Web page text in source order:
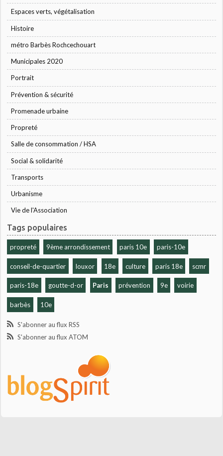
Espaces verts, végétalisation
Histoire
métro Barbès Rochcechouart
Municipales 2020
Portrait
Prévention & sécurité
Promenade urbaine
Propreté
Salle de consommation / HSA
Social & solidarité
Transports
Urbanisme
Vie de l'Association
Tags populaires
propreté 9ème arrondissement paris 10e paris-10e
conseil-de-quartier louxor 18e culture paris 18e scmr
paris-18e goutte-d-or Paris prévention 9e voirie
barbès 10e
S'abonner au flux RSS
S'abonner au flux ATOM